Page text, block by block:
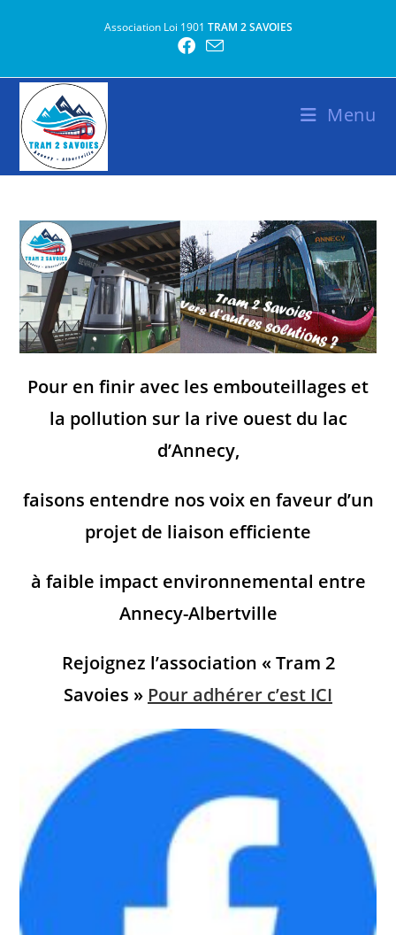
Association Loi 1901 TRAM 2 SAVOIES
Menu
Pour en finir avec les embouteillages et
la pollution sur la rive ouest du lac
d’Annecy,
faisons entendre nos voix en faveur d’un
projet de liaison efficiente
à faible impact environnemental entre
Annecy-Albertville
Rejoignez l’association « Tram 2
Savoies » Pour adhérer c’est ICI